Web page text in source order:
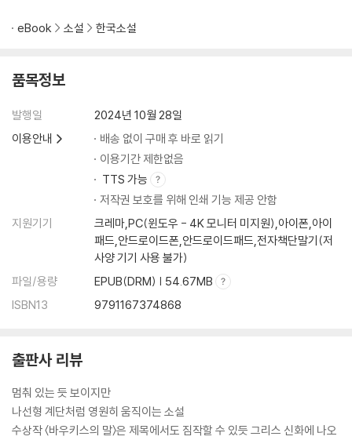
eBook 소설 한국소설
품목정보
발행일
2024년 10월 28일
이용안내
배송 없이 구매 후 바로 읽기
이용기간 제한없음
TTS 가능
저작권 보호를 위해 인쇄 기능 제공 안함
지원기기
크레마,PC(윈도우 - 4K 모니터 미지원),아이폰,아이
패드,안드로이드폰,안드로이드패드,전자책단말기(저
사양 기기 사용 불가)
파일/용량
EPUB(DRM) | 54.67MB
ISBN13
9791167374868
출판사 리뷰
멈춰 있는 듯 보이지만
나선형 계단처럼 영원히 움직이는 소설
수상작 〈바우키스의 말〉은 제목에서도 짐작할 수 있듯 그리스 신화에 나오